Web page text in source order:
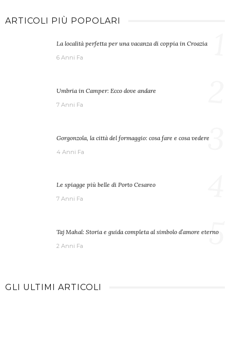
ARTICOLI PIÙ POPOLARI
La località perfetta per una vacanza di coppia in Croazia
6 Anni Fa
Umbria in Camper: Ecco dove andare
7 Anni Fa
Gorgonzola, la città del formaggio: cosa fare e cosa vedere
4 Anni Fa 3
Le spiagge più belle di Porto Cesareo
7 Anni Fa
Taj Mahal: Storia e guida completa al simbolo d’amore eterno
2 Anni Fa 5
GLI ULTIMI ARTICOLI